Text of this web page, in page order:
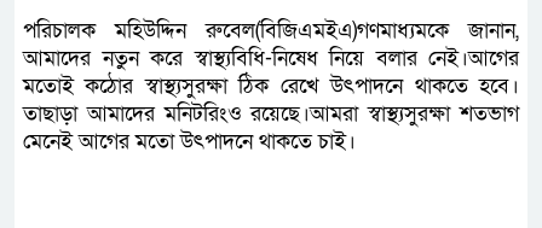
পরিচালক মহিউদ্দিন রুবেল(বিজিএমইএ)গণমাধ্যমকে জানান,
আমাদের নতুন করে স্বাস্থ্যবিধি-নিষেধ নিয়ে বলার নেই।আগের
মতোই কঠোর স্বাস্থ্যসুরক্ষা ঠিক রেখে উৎপাদনে থাকতে হবে।
তাছাড়া আমাদের মনিটরিংও রয়েছে।আমরা স্বাস্থ্যসুরক্ষা শতভাগ
মেনেই আগের মতো উৎপাদনে থাকতে চাই।